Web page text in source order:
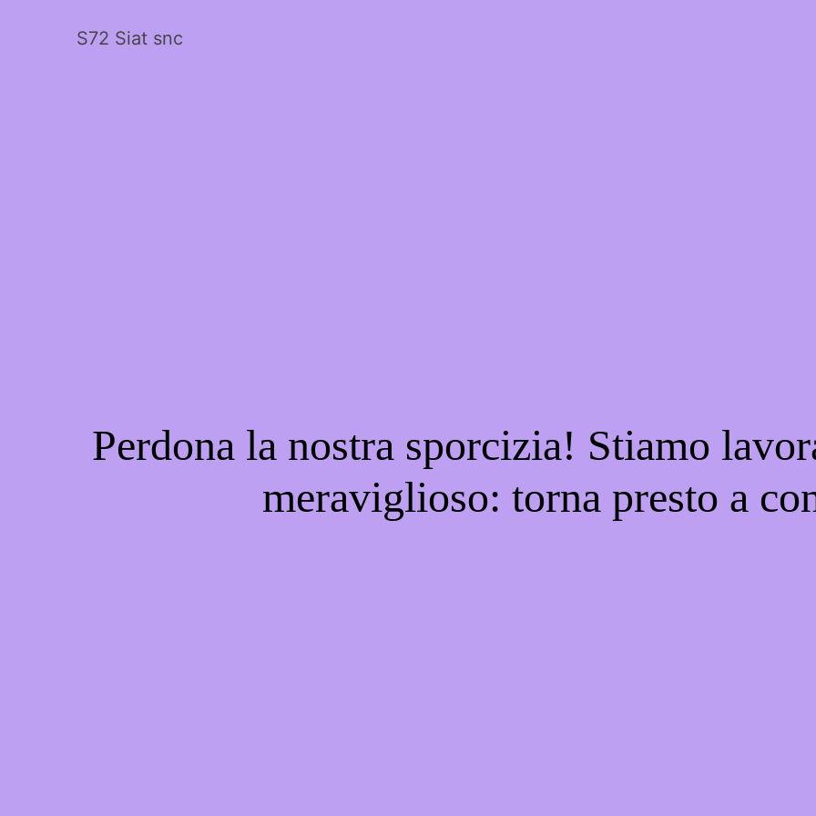
S72 Siat snc
Perdona la nostra sporcizia! Stiamo
meraviglioso: torna presto a